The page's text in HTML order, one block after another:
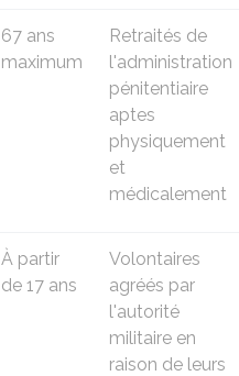
67 ans
maximum
Retraités de
l'administration
pénitentiaire
aptes
physiquement
et
médicalement
À partir
de 17 ans
Volontaires
agréés par
l'autorité
militaire en
raison de leurs